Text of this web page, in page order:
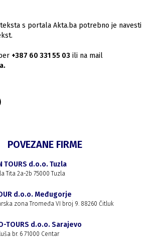
s portala Akta.ba potrebno je navesti
+387 60 331 55 03 ili na mail
POVEZANE FIRME
TOURS d.o.o. Tuzla
Tita 2a-2b 75000 Tuzla
d.o.o. Međugorje
zona Tromeđa VI broj 9. 88260 Čitluk
TOURS d.o.o. Sarajevo
br. 6 71000 Centar